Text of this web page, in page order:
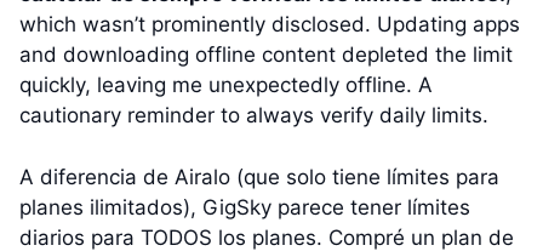
which wasn’t prominently disclosed. Updating apps
and downloading offline content depleted the limit
quickly, leaving me unexpectedly offline. A
cautionary reminder to always verify daily limits.
A diferencia de Airalo (que solo tiene límites para
planes ilimitados), GigSky parece tener límites
diarios para TODOS los planes. Compré un plan de